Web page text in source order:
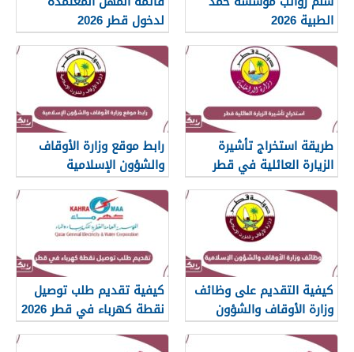
الطبية 2026
لدخول قطر 2026
طريقة استخراج تأشيرة
الزيارة العائلية في قطر
2026
رابط موقع وزارة الأوقاف
والشؤون الإسلامية
islam.gov.qa
كيفية التقديم على وظائف
وزارة الأوقاف والشؤون
الإسلامية قطر 2026
كيفية تقديم طلب توصيل
نقطة كهرباء في قطر 2026